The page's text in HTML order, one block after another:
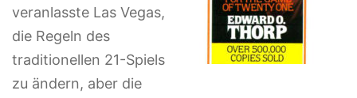
veranlasste Las Vegas,
die Regeln des
traditionellen 21-Spiels
zu ändern, aber die